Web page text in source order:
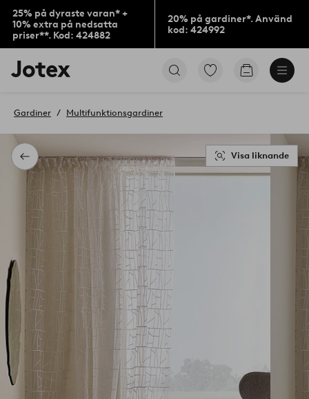
25% på dyraste varan* +
10% extra på nedsatta
priser**. Kod: 424882
20% på gardiner*. Använd
kod: 424992
Jotex
logotyp
till
Gå
Gå
Tillbaka
Gardiner Multifunktionsgardiner
Visa liknande